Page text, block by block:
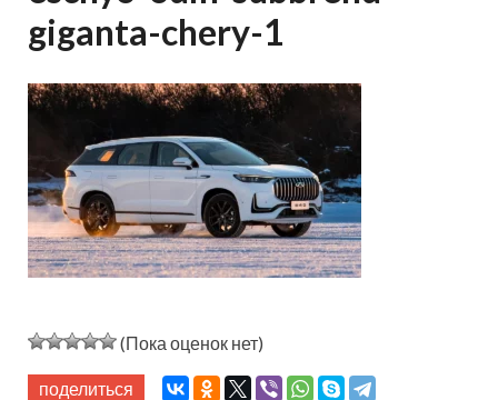
giganta-chery-1
(Пока оценок нет)
поделиться